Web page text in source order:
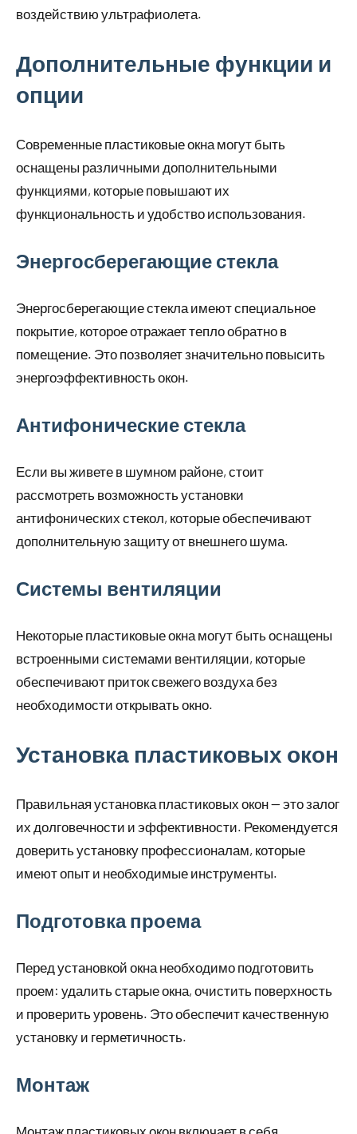
воздействию ультрафиолета.
Дополнительные функции и
опции
Современные пластиковые окна могут быть
оснащены различными дополнительными
функциями, которые повышают их
функциональность и удобство использования.
Энергосберегающие стекла
Энергосберегающие стекла имеют специальное
покрытие, которое отражает тепло обратно в
помещение. Это позволяет значительно повысить
энергоэффективность окон.
Антифонические стекла
Если вы живете в шумном районе, стоит
рассмотреть возможность установки
антифонических стекол, которые обеспечивают
дополнительную защиту от внешнего шума.
Системы вентиляции
Некоторые пластиковые окна могут быть оснащены
встроенными системами вентиляции, которые
обеспечивают приток свежего воздуха без
необходимости открывать окно.
Установка пластиковых окон
Правильная установка пластиковых окон — это залог
их долговечности и эффективности. Рекомендуется
доверить установку профессионалам, которые
имеют опыт и необходимые инструменты.
Подготовка проема
Перед установкой окна необходимо подготовить
проем: удалить старые окна, очистить поверхность
и проверить уровень. Это обеспечит качественную
установку и герметичность.
Монтаж